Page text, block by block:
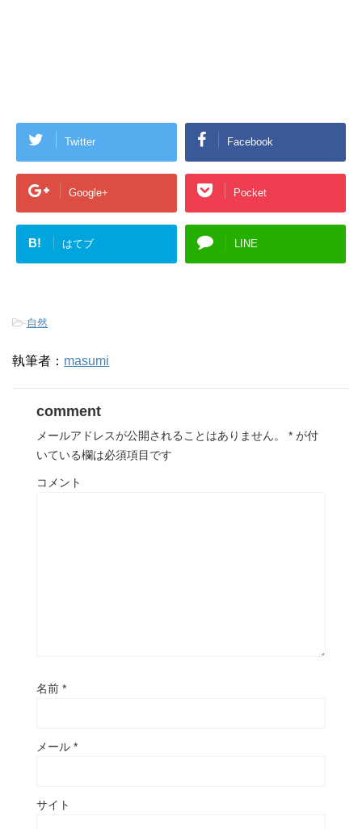
Twitter Facebook
Google+ Pocket
B! はてブ LINE
-自然
執筆者： masumi
comment
メールアドレスが公開されることはありません。 * が付
いている欄は必須項目です
コメント
名前 *
メール *
サイト